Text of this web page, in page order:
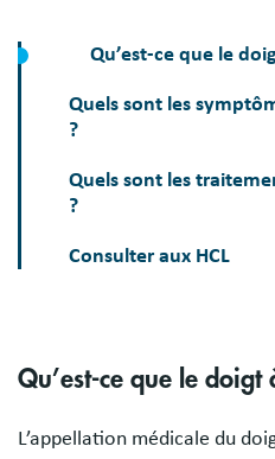
Qu’est-ce que le
Quels sont les
?
Quels sont les
?
Consulter aux HCL
Qu’est-ce que le doigt
L’appellation médicale du